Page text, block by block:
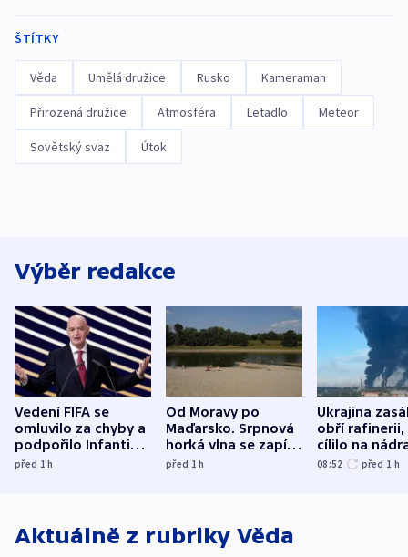
ŠTÍTKY
Věda Umělá družice Rusko Kameraman
Přirozená družice Atmosféra Letadlo Meteor
Sovětský svaz Útok
Výběr redakce
Vedení FIFA se
omluvilo za chyby a
podpořilo Infantina.
UEFA trvá na
před 1h
Od Moravy po
Maďarsko. Srpnová
horká vlna se zapíše
do dějin
před 1h
Ukrajina
obří rafinerii,
cílilo na
autobus
08:52 před 1 h
Aktuálně z rubriky Věda